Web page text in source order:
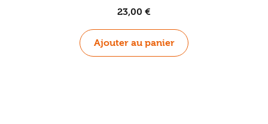
23,00 €
Ajouter au panier